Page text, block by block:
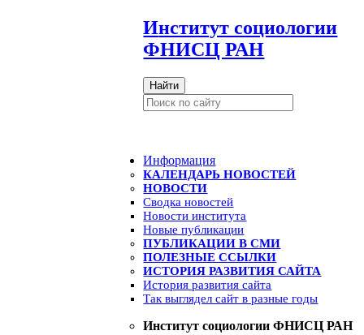
Институт социологии
ФНИСЦ РАН
Найти
Информация
КАЛЕНДАРЬ НОВОСТЕЙ
НОВОСТИ
Сводка новостей
Новости института
Новые публикации
ПУБЛИКАЦИИ В СМИ
ПОЛЕЗНЫЕ ССЫЛКИ
ИСТОРИЯ РАЗВИТИЯ САЙТА
История развития сайта
Так выглядел сайт в разные годы
Институт социологии ФНИСЦ РАН